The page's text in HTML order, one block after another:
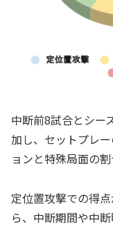
中断前8試合とシー
加し、セットプレ
ョンと特殊局面の
定位置攻撃での得
ら、中断期間や中